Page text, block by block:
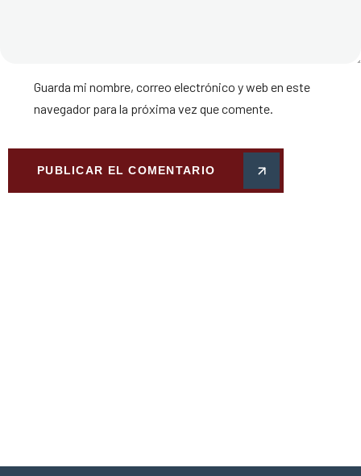
Guarda mi nombre, correo electrónico y web en este
navegador para la próxima vez que comente.
PUBLICAR EL COMENTARIO